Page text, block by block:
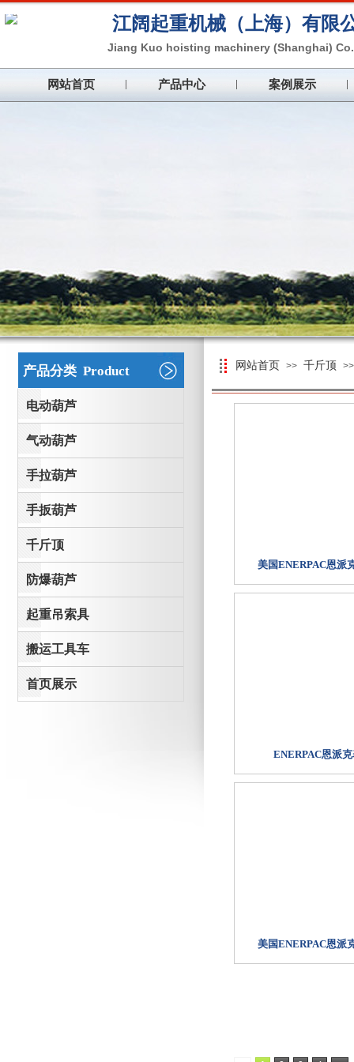
网站首页 产品中心 案例展示
江阔起重机械（上海） 有限
Jiang Kuo hoisting machinery (Shanghai)
网站首页 >> 千斤顶 >>
产品分类 Product
电动葫芦
气动葫芦
手拉葫芦
手扳葫芦
千斤顶
防爆葫芦
起重吊索具
搬运工具车
首页展示
美国ENERPAC恩派
ENERPAC恩派
美国ENERPAC恩派